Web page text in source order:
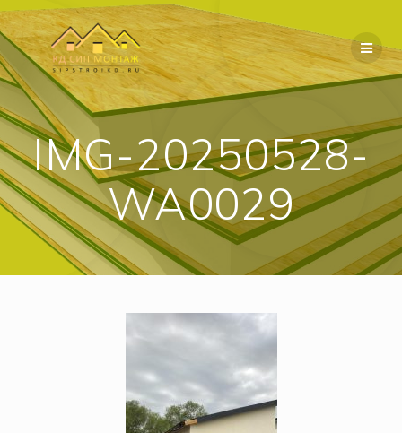
Перейти
к
содержимому
IMG-20250528-
WA0029